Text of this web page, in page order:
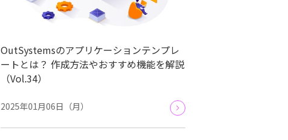
OutSystemsのアプリケーションテンプレ
ートとは？ 作成方法やおすすめ機能を解説
（Vol.34）
2025年01月06日（月）